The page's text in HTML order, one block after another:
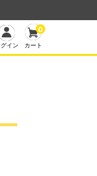
イン
0
カート